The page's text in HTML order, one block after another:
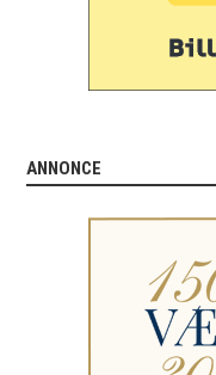
ANNONCE